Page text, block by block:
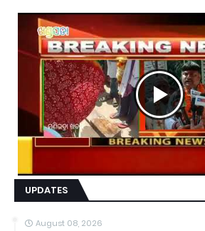
UPDATES
August 08, 2026